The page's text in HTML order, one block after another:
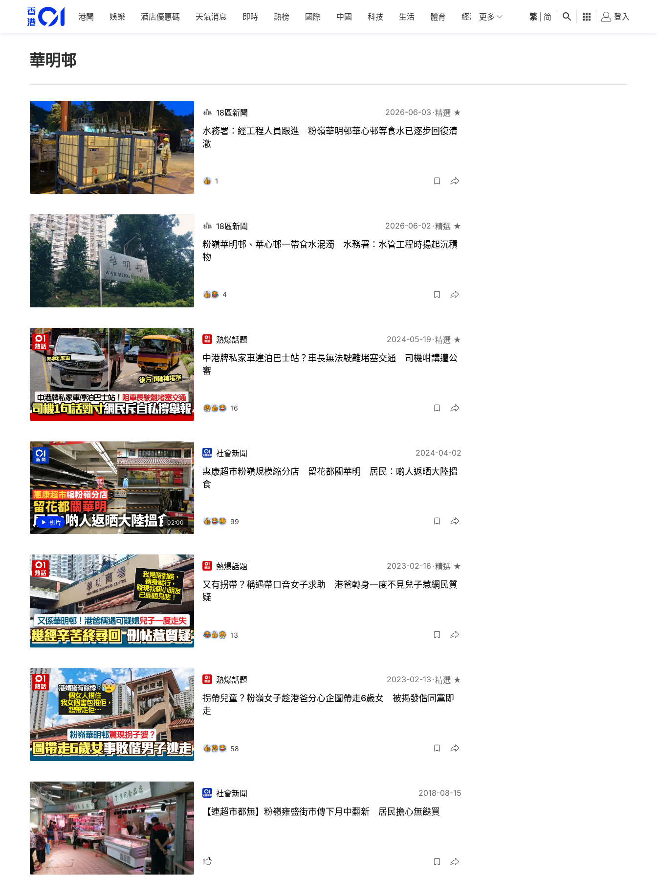
港聞 娛樂 酒店優惠碼 天氣消息 即時 熱榜 國際 中國 科技 生活 體育 經濟 01深圳 觀點 健康 好食玩飛
更多 繁 简 登入
華明邨
18區新聞 2026-06-03 精選 ★
水務署：經工程人員跟進 粉嶺華明邨華心邨等食水已逐步回復清
澈
1
18區新聞 2026-06-02 精選 ★
粉嶺華明邨、華心邨一帶食水混濁 水務署：水管工程時揚起沉積
物
4
熱爆話題 2024-05-19 精選 ★
中港牌私家車違泊巴士站？車長無法駛離堵塞交通 司機咁講遭公
審
16
影片 02:00
社會新聞 2024-04-02
惠康超市粉嶺規模縮分店 留花都關華明 居民：啲人返晒大陸搵
食
99
熱爆話題 2023-02-16 精選 ★
又有拐帶？稱遇帶口音女子求助 港爸轉身一度不見兒子惹網民質
疑
13
熱爆話題 2023-02-13 精選 ★
拐帶兒童？粉嶺女子趁港爸分心企圖帶走6歲女 被揭發偕同黨即
走
58
社會新聞 2018-08-15
【連超市都無】粉嶺雍盛街市傳下月中翻新 居民擔心無餸買